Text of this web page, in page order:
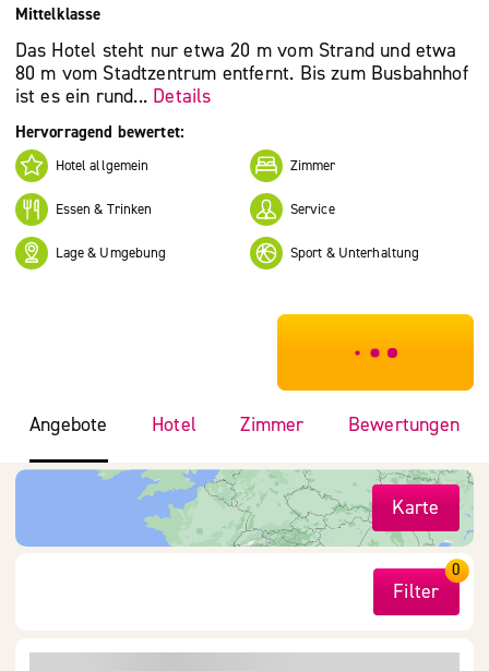
Mittelklasse
Das Hotel steht nur etwa 20 m vom Strand und etwa
80 m vom Stadtzentrum entfernt. Bis zum Busbahnhof
ist es ein rund... Details
Hervorragend bewertet:
Hotel allgemein Zimmer
Essen & Trinken Service
Lage & Umgebung Sport & Unterhaltung
***************
Angebote Hotel Zimmer Bewertungen
Karte
Filter
0